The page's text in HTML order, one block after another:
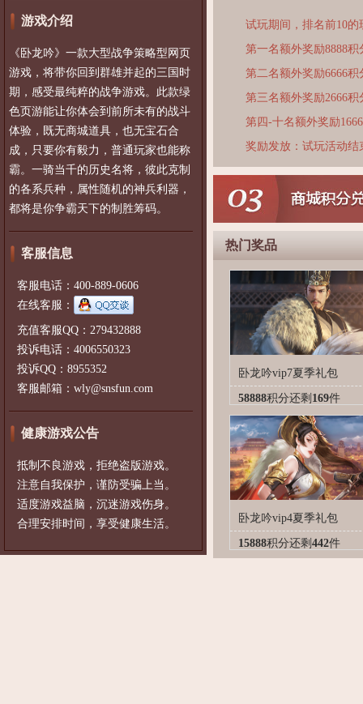
游戏介绍
《卧龙吟》一款大型战争策略型网页
游戏，将带你回到群雄并起的三国时
期，感受最纯粹的战争游戏。此款绿
色页游能让你体会到前所未有的战斗
体验，既无商城道具，也无宝石合
成，只要你有毅力，普通玩家也能称
霸。一骑当千的历史名将，彼此克制
的各系兵种，属性随机的神兵利器，
都将是你争霸天下的制胜筹码。
客服信息
客服电话：400-889-0606
在线客服：
充值客服QQ：279432888
投诉电话：4006550323
投诉QQ：8955352
客服邮箱：wly@snsfun.com
健康游戏公告
抵制不良游戏，拒绝盗版游戏。
注意自我保护，谨防受骗上当。
适度游戏益脑，沉迷游戏伤身。
合理安排时间，享受健康生活。
试玩期间，排名前10
第一名额外奖励8888积
第二名额外奖励6666积
第三名额外奖励2666积
第四-十名额外奖励
奖励发放：试玩活动
热门奖品
卧龙吟vip7夏季礼包
58888积分还剩 169件
卧龙吟vip4夏季礼包
15888积分还剩 442件